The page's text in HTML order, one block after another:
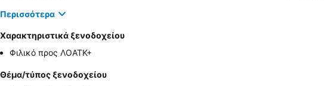
Περισσότερα
Χαρακτηριστικά ξενοδοχείου
Φιλικό προς ΛΟΑΤΚ+
Θέμα/τύπος ξενοδοχείου